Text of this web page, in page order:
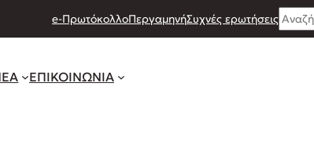
e-ΠρωτόκολλοΠεργαμηνήΣυχνές ερωτήσειςSearch
ΕΠΙΚΟΙΝΩΝΙΑ